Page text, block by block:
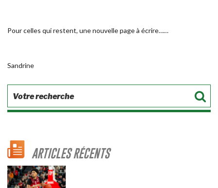
Pour celles qui restent, une nouvelle page à écrire……
Sandrine
ARTICLES RÉCENTS